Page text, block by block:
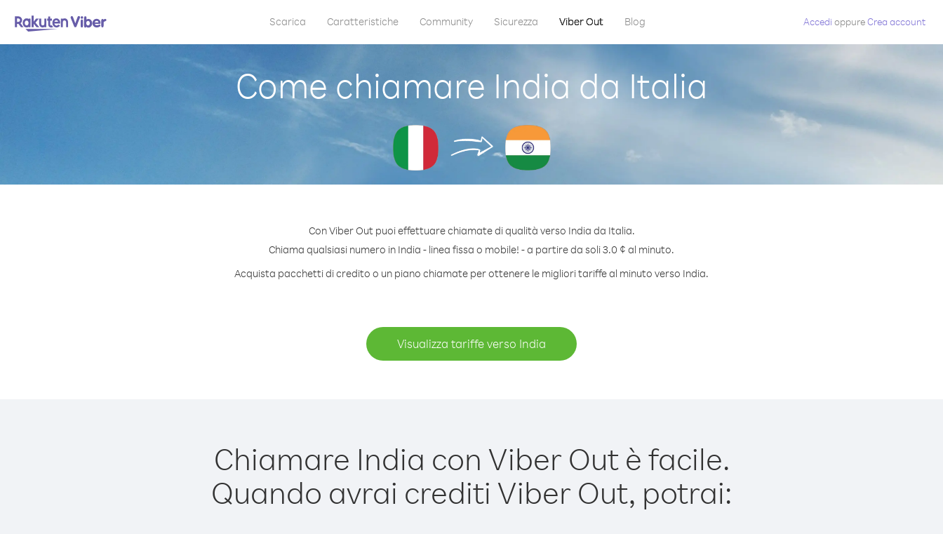
Scarica Caratteristiche Community Sicurezza Viber Out Blog Accedi oppureCrea account
Come chiamare India da Italia
Con Viber Out puoi effettuare chiamate di qualità verso India da Italia.
Chiama qualsiasi numero in India - linea fissa o mobile! - a partire da soli 3.0 ¢ al minuto.
Acquista pacchetti di credito o un piano chiamate per ottenere le migliori tariffe al minuto verso India.
Visualizza tariffe verso India
Chiamare India con Viber Out è facile.
Quando avrai crediti Viber Out, potrai: